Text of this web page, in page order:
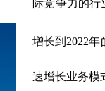
际竞争力的行
增长到 2022年
速增长业务模